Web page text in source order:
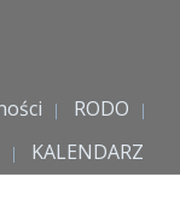
RODO
KALENDARZ